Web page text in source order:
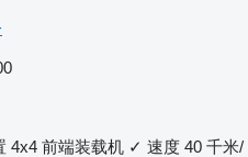
4x4 前端装载机 ✓ 速度 40 千米/